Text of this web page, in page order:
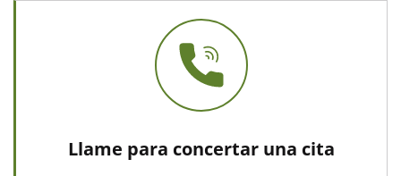
Llame para concertar una cita